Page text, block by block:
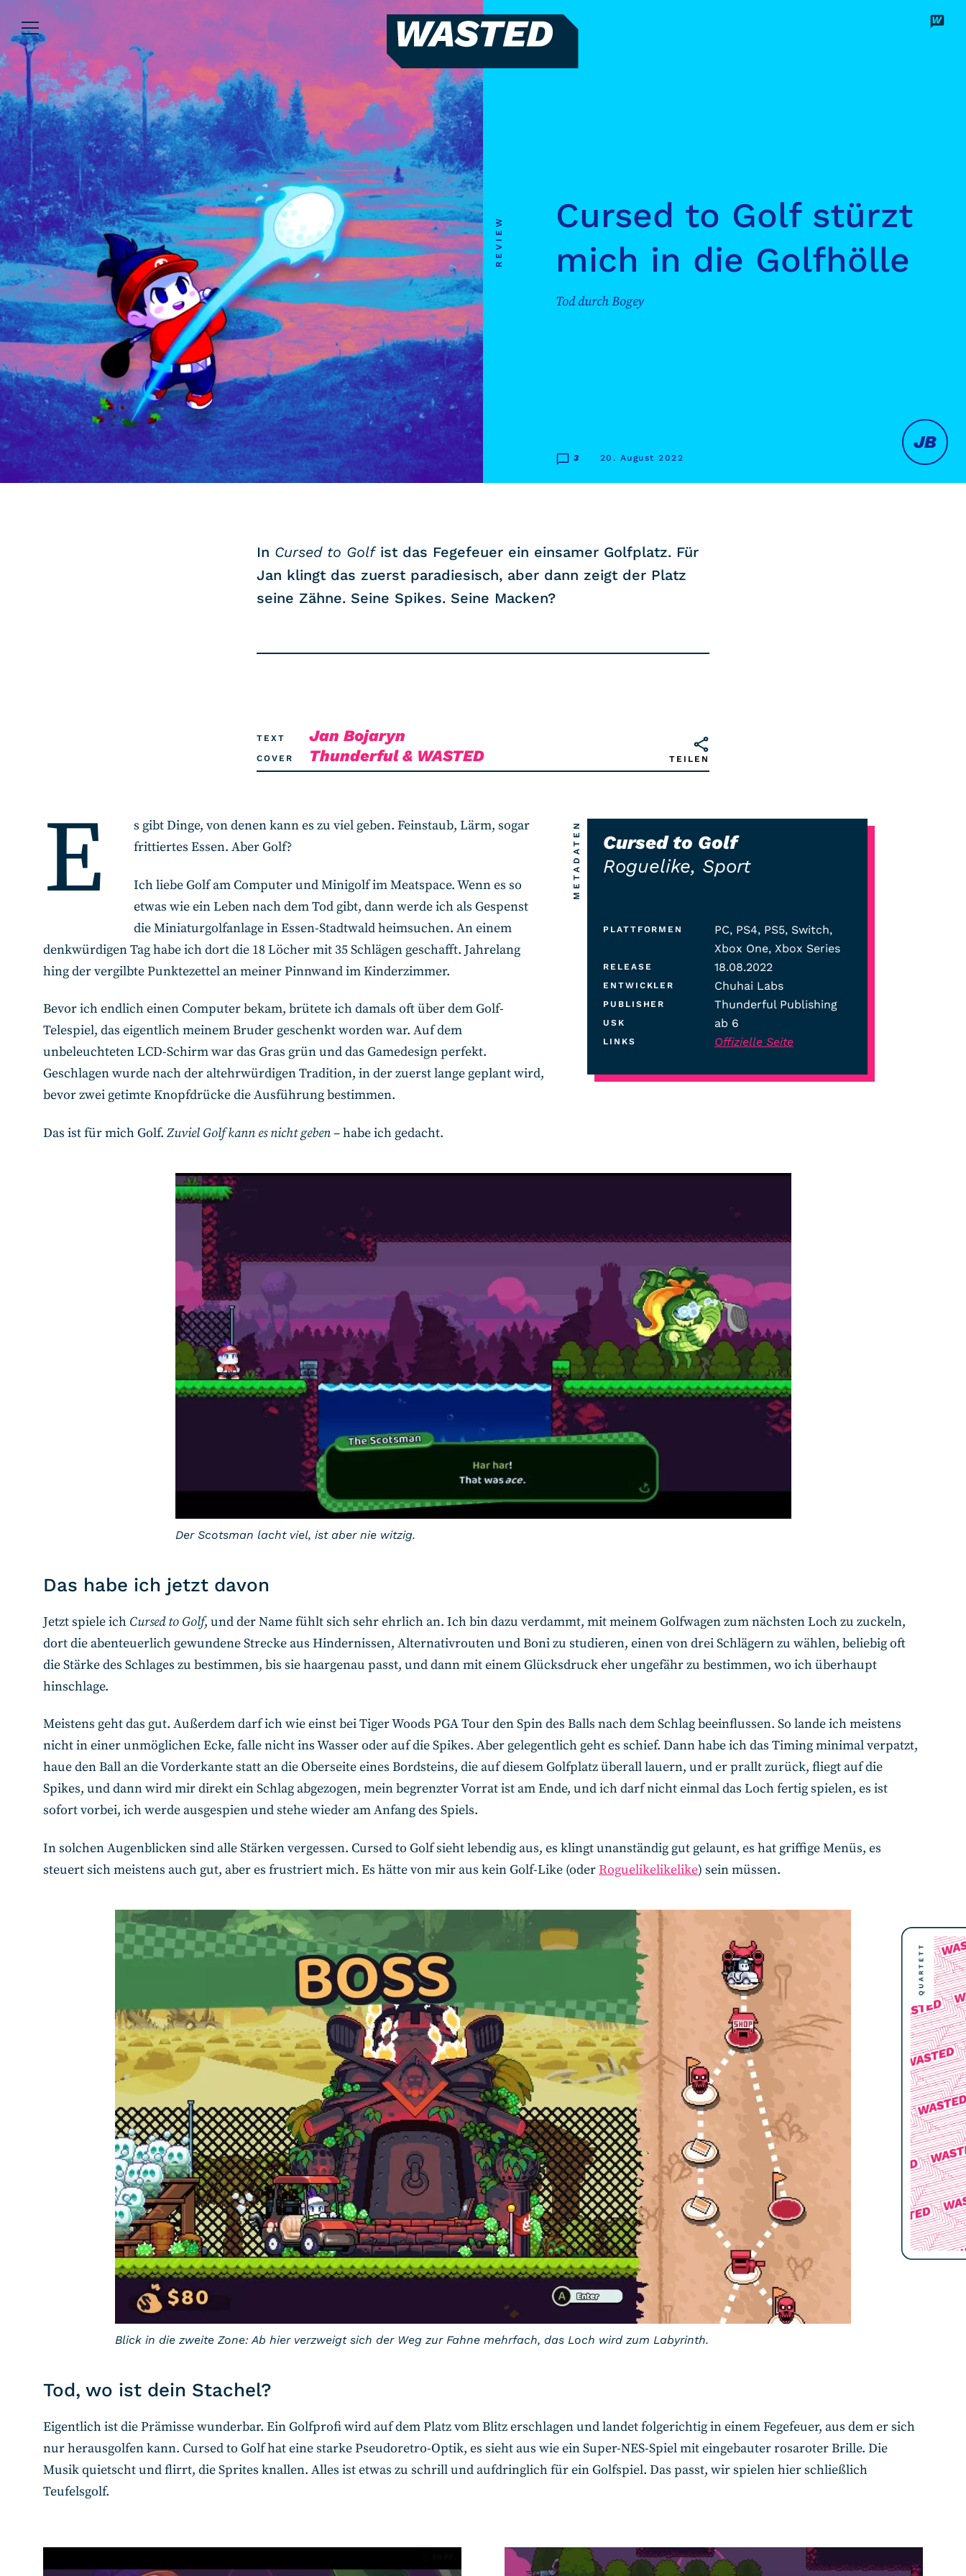
WASTED
Magazin
Über uns
We’re WASTED
Unsere Autor*innen
Lesen
Alle Artikel
Review
Kommentar
Analyse
Interview
Kolumne
Listicle
Newsletter
Hören
Alle Podcasts
WASTED WEEKLY
Portfolio Royal
Redebedarf
Last Game Standing
Top 5
Random
RSS-Feed
COMMUNITY
IMPRESSUM
DATENSCHUTZ
KONTAKT
Cursed to Golf stürzt
mich in die Golfhölle
Tod durch Bogey
3 20. August 2022
REVIEW
JB
In Cursed to Golfist das Fegefeuer ein einsamer Golfplatz. Für
Jan klingt das zuerst paradiesisch, aber dann zeigt der Platz
seine Zähne. Seine Spikes. Seine Macken?
TEXT Jan Bojaryn
COVER Thunderful & WASTED TEILEN
METADATEN
Cursed to Golf
Roguelike, Sport
PLATTFORMEN
PC, PS4, PS5, Switch,
Xbox One, Xbox Series
RELEASE 18.08.2022
ENTWICKLER Chuhai Labs
PUBLISHER Thunderful Publishing
USK ab 6
LINKS Offizielle Seite
E
s gibt Dinge, von denen kann es zu viel geben. Feinstaub, Lärm, sogar
frittiertes Essen. Aber Golf?
Ich liebe Golf am Computer und Minigolf im Meatspace. Wenn es so
etwas wie ein Leben nach dem Tod gibt, dann werde ich als Gespenst
die Miniaturgolfanlage in Essen-Stadtwald heimsuchen. An einem
denkwürdigen Tag habe ich dort die 18 Löcher mit 35 Schlägen geschafft. Jahrelang
hing der vergilbte Punktezettel an meiner Pinnwand im Kinderzimmer.
Bevor ich endlich einen Computer bekam, brütete ich damals oft über dem Golf-
Telespiel, das eigentlich meinem Bruder geschenkt worden war. Auf dem
unbeleuchteten LCD-Schirm war das Gras grün und das Gamedesign perfekt.
Geschlagen wurde nach der altehrwürdigen Tradition, in der zuerst lange geplant wird,
bevor zwei getimte Knopfdrücke die Ausführung bestimmen.
Das ist für mich Golf. Zuviel Golf kann es nicht geben– habe ich gedacht.
Der Scotsman lacht viel, ist aber nie witzig.
Das habe ich jetzt davon
Jetzt spiele ich Cursed to Golf, und der Name fühlt sich sehr ehrlich an. Ich bin dazu verdammt, mit meinem Golfwagen zum nächsten Loch zu zuckeln,
dort die abenteuerlich gewundene Strecke aus Hindernissen, Alternativrouten und Boni zu studieren, einen von drei Schlägern zu wählen, beliebig oft
die Stärke des Schlages zu bestimmen, bis sie haargenau passt, und dann mit einem Glücksdruck eher ungefähr zu bestimmen, wo ich überhaupt
hinschlage.
Meistens geht das gut. Außerdem darf ich wie einst bei Tiger Woods PGA Tour den Spin des Balls nach dem Schlag beeinflussen. So lande ich meistens
nicht in einer unmöglichen Ecke, falle nicht ins Wasser oder auf die Spikes. Aber gelegentlich geht es schief. Dann habe ich das Timing minimal verpatzt,
haue den Ball an die Vorderkante statt an die Oberseite eines Bordsteins, die auf diesem Golfplatz überall lauern, und er prallt zurück, fliegt auf die
Spikes, und dann wird mir direkt ein Schlag abgezogen, mein begrenzter Vorrat ist am Ende, und ich darf nicht einmal das Loch fertig spielen, es ist
sofort vorbei, ich werde ausgespien und stehe wieder am Anfang des Spiels.
In solchen Augenblicken sind alle Stärken vergessen. Cursed to Golf sieht lebendig aus, es klingt unanständig gut gelaunt, es hat griffige Menüs, es
steuert sich meistens auch gut, aber es frustriert mich. Es hätte von mir aus kein Golf-Like (oderRoguelikelikelike) sein müssen.
Blick in die zweite Zone: Ab hier verzweigt sich der Weg zur Fahne mehrfach, das Loch wird zum Labyrinth.
Tod, wo ist dein Stachel?
Eigentlich ist die Prämisse wunderbar. Ein Golfprofi wird auf dem Platz vom Blitz erschlagen und landet folgerichtig in einem Fegefeuer, aus dem er sich
nur herausgolfen kann. Cursed to Golf hat eine starke Pseudoretro-Optik, es sieht aus wie ein Super-NES-Spiel mit eingebauter rosaroter Brille. Die
Musik quietscht und flirrt, die Sprites knallen. Alles ist etwas zu schrill und aufdringlich für ein Golfspiel. Das passt, wir spielen hier schließlich
Teufelsgolf.
7,15 m
48 bar
72%
0,2 Doom
4,7
-15
QUARTETT